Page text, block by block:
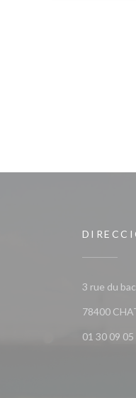
3 rue du
78400
01 30 09 05